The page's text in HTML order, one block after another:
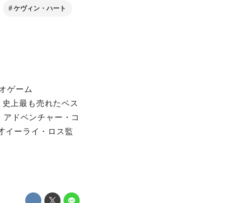
ケヴィン・ハート
ゲーム
上最も売れたベス
ドベンチャー・コ
イーライ・ロス監